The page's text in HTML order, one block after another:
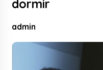
dormir
admin